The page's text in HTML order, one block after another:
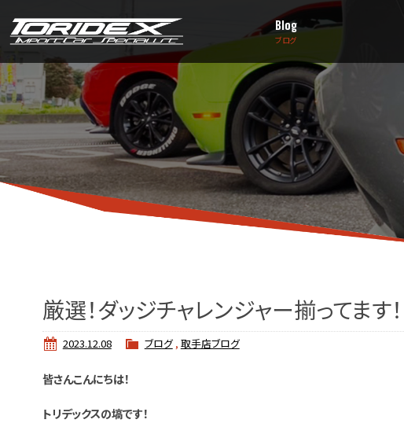
Blog
ブログ
厳選！ダッジチャレンジャー揃ってます！
2023.12.08 ブログ, 取手店ブログ
皆さんこんにちは！
トリデックスの塙です！